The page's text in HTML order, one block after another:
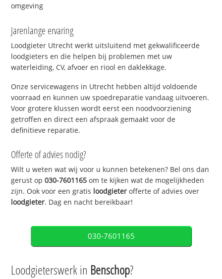
omgeving
Jarenlange ervaring
Loodgieter Utrecht werkt uitsluitend met gekwalificeerde
loodgieters en die helpen bij problemen met uw
waterleiding, CV, afvoer en riool en daklekkage.
Onze servicewagens in Utrecht hebben altijd voldoende
voorraad en kunnen uw spoedreparatie vandaag uitvoeren.
Voor grotere klussen wordt eerst een noodvoorziening
getroffen en direct een afspraak gemaakt voor de
definitieve reparatie.
Offerte of advies nodig?
Wilt u weten wat wij voor u kunnen betekenen? Bel ons dan
gerust op030-7601165 om te kijken wat de mogelijkheden
zijn. Ook voor een gratis loodgieter offerte of advies over
loodgieter. Dag en nacht bereikbaar!
030-7601165
Loodgieterswerk in Benschop?